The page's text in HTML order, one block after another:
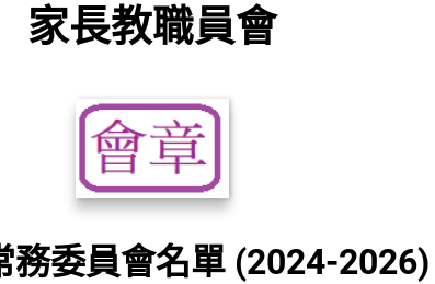
家長教職員會
務委員會名單 (2024-2026)